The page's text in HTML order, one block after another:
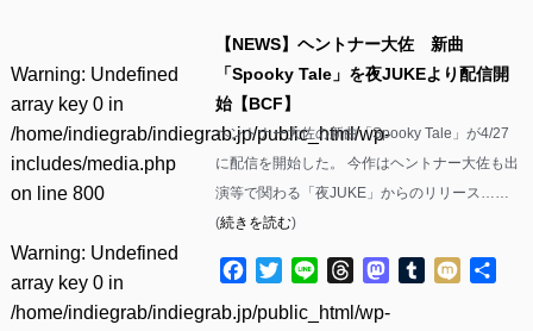
Warning: Undefined
array key 0 in
/home/indiegrab/indiegrab.jp/public_html/wp-
includes/media.php
on line 800
Warning: Undefined
array key 0 in
/home/indiegrab/indiegrab.jp/public_html/wp-
【NEWS】ヘントナー大佐 新曲
「Spooky Tale」を夜JUKEより配信開
始【BCF】
ヘントナー大佐の新曲「Spooky Tale」が4/27
に配信を開始した。 今作はヘントナー大佐も出
演等で関わる「夜JUKE」からのリリース……
(続きを読む)
Facebook
TwitterLine ThreadsMastodon
Tumblr
Mixi